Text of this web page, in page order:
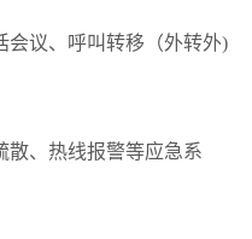
会议、呼叫转移（外转外)
散、热线报警等应急系